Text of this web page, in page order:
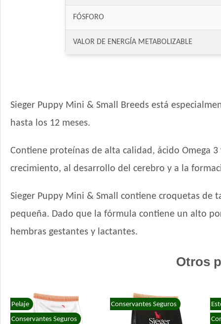
FÓSFORO
VALOR DE ENERGÍA METABOLIZABLE
Sieger Puppy Mini & Small Breeds está
hasta los 12 meses.
Contiene proteínas de alta calidad, ácido Omega
crecimiento, al desarrollo del cerebro y a la
Sieger Puppy Mini & Small contiene croquetas
pequeña. Dado que la fórmula contiene un alto
hembras gestantes y lactantes.
Otros
Pelaje
Conservantes Seguros
Conservantes Seguros